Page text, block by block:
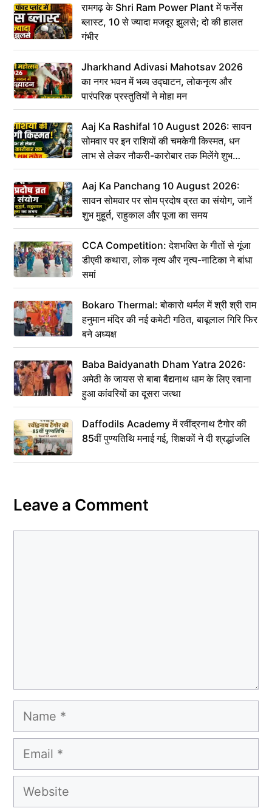
रामगढ़ के Shri Ram Power Plant में फर्नेस
ब्लास्ट, 10 से ज्यादा मजदूर झुलसे; दो की हालत
गंभीर
Jharkhand Adivasi Mahotsav 2026
का नगर भवन में भव्य उद्घाटन, लोकनृत्य और
पारंपरिक प्रस्तुतियों ने मोहा मन
Aaj Ka Rashifal 10 August 2026: सावन
सोमवार पर इन राशियों की चमकेगी किस्मत, धन
लाभ से लेकर नौकरी-कारोबार तक मिलेंगे शुभ
संकेत
Aaj Ka Panchang 10 August 2026:
सावन सोमवार पर सोम प्रदोष व्रत का संयोग, जानें
शुभ मुहूर्त, राहुकाल और पूजा का समय
CCA Competition: देशभक्ति के गीतों से गूंजा
डीएवी कथारा, लोक नृत्य और नृत्य-नाटिका ने बांधा
समां
Bokaro Thermal: बोकारो थर्मल में श्री श्री राम
हनुमान मंदिर की नई कमेटी गठित, बाबूलाल गिरि फिर
बने अध्यक्ष
Baba Baidyanath Dham Yatra 2026:
अमेठी के जायस से बाबा बैद्यनाथ धाम के लिए रवाना
हुआ कांवरियों का दूसरा जत्था
Daffodils Academy में रवींद्रनाथ टैगोर की
85वीं पुण्यतिथि मनाई गई, शिक्षकों ने दी श्रद्धांजलि
Leave a Comment
Name
Email
Website